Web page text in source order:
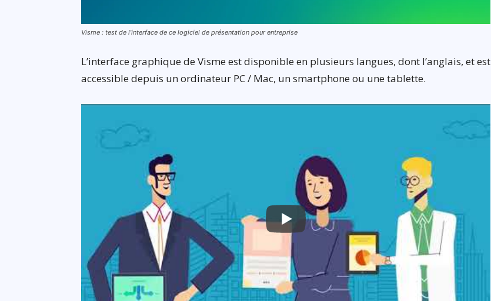
Visme : test de l’interface de ce logiciel de présentation pour entreprise
L’interface graphique de Visme est disponible en plusieurs langues, dont l’anglais, et est
accessible depuis un ordinateur PC / Mac, un smartphone ou une tablette.